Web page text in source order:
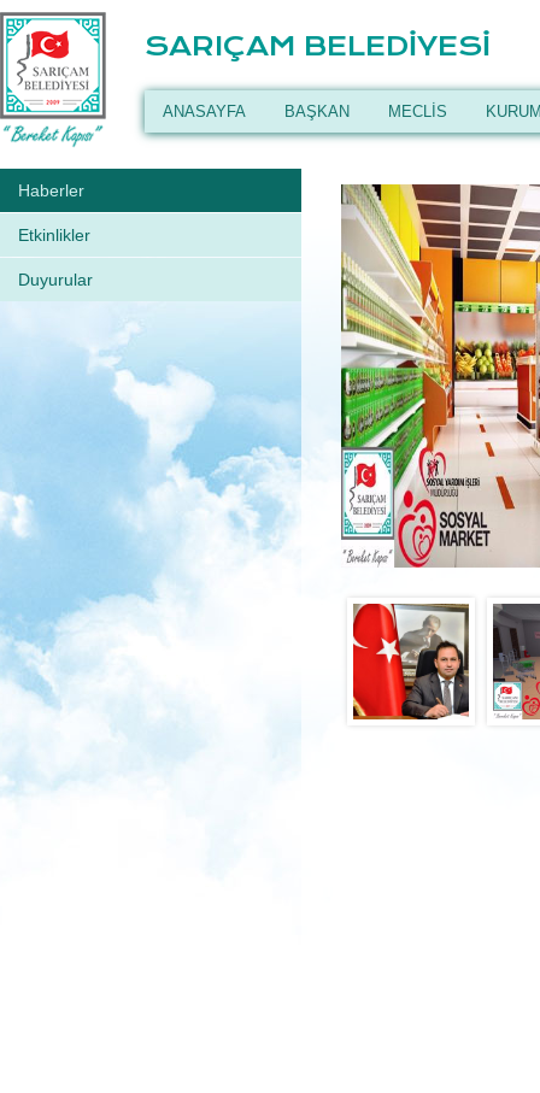
SARIÇAM BELEDİYESİ
ANASAYFA BAŞKAN MECLİS
Haberler
Etkinlikler
Duyurular